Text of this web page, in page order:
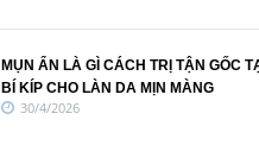
MỤN ẨN LÀ GÌ CÁCH TRỊ TẬN GỐC
BÍ KÍP CHO LÀN DA MỊN MÀNG
30/4/2026